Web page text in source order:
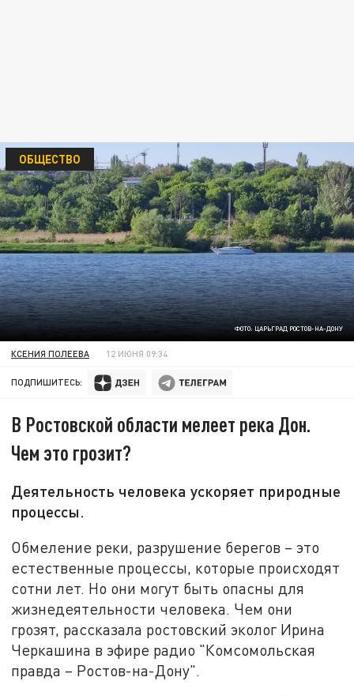
ФОТО: ЦАРЬГРАД РОСТОВ-НА-ДОНУ
ОБЩЕСТВО
КСЕНИЯ ПОЛЕЕВА 12 ИЮНЯ 09:34
ПОДПИШИТЕСЬ:
В Ростовской области мелеет река Дон.
Чем это грозит?
Деятельность человека ускоряет природные
процессы.
Обмеление реки, разрушение берегов – это
естественные процессы, которые происходят
сотни лет. Но они могут быть опасны для
жизнедеятельности человека. Чем они
грозят, рассказала ростовский эколог Ирина
Черкашина в эфире радио "Комсомольская
правда – Ростов-на-Дону".